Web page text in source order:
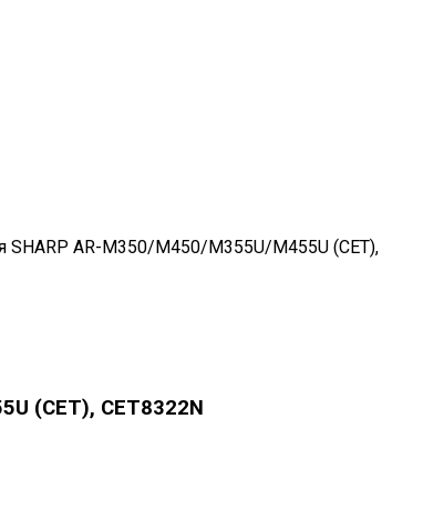
SHARP AR-M350/M450/M355U/M455U (CET),
(CET), CET8322N